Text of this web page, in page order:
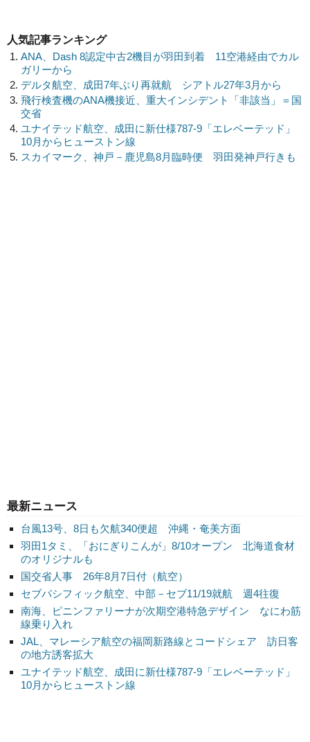
最新ニュース
台風13号、8日も欠航340便超 沖縄・奄美方面
羽田1タミ、「おにぎりこんが」8/10オープン 北海道食材
のオリジナルも
国交省人事 26年8月7日付（航空）
セブパシフィック航空、中部－セブ11/19就航 週4往復
南海、ピニンファリーナが次期空港特急デザイン なにわ筋
線乗り入れ
JAL、マレーシア航空の福岡新路線とコードシェア 訪日客
の地方誘客拡大
ユナイテッド航空、成田に新仕様787-9「エレベーテッド」
10月からヒューストン線
人気記事ランキング
ANA、Dash 8認定中古2機目が羽田到着 11空港経由でカル
ガリーから
デルタ航空、成田7年ぶり再就航 シアトル27年3月から
飛行検査機のANA機接近、重大インシデント「非該当」＝国
交省
ユナイテッド航空、成田に新仕様787-9「エレベーテッド」
10月からヒューストン線
スカイマーク、神戸－鹿児島8月臨時便 羽田発神戸行きも